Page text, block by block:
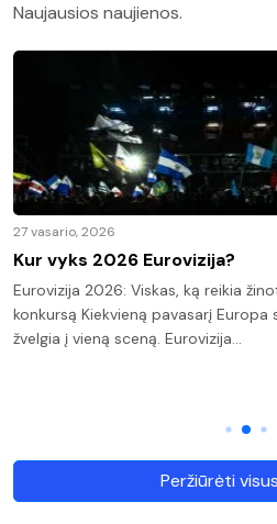
Naujausios naujienos.
27 vasario, 2026
Kur vyks 2026 Eurovizija?
Eurovizija 2026: Viskas, ką reikia
konkursą Kiekvieną pavasarį
žvelgia į vieną sceną. Eurovizija…
Peržiūrėti